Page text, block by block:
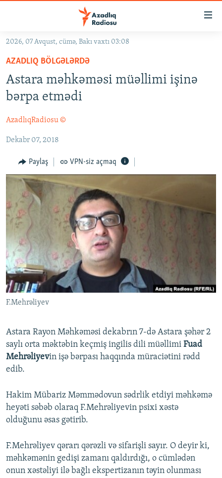
Əsas
qayıt
Əsas
naviqasiyaya
qayıt
Axtarışa
#ƏSLINDƏ
FƏRQƏ BAX
QANUNI DOĞRU
ARAŞDIRMA
MULTIMEDIA
VIDEO
FOTOQALEREYA
İNFOQRAFIKA
KARIKATURA
RADIO ARXIV
OXU ZALI
AZƏRBAYCAN ƏDƏBIYYATI KITABXANASI
İSLAM VƏ DEMOKRATIYA
İZ - MƏDƏNIYYƏT PROQRAMI
HAQQIMIZDA
MISSIYAMIZ
PEŞƏ ETIKASI VƏ JURNALISTIKA STANDARTLARIMIZ
MATERIALLARIMIZDAN ISTIFADƏ
AZADLIQRADIOSU MOBIL TELEFONUNUZDA
BIZIMLƏ ƏLAQƏ
BIZI IZLƏ
RFE/RL-in bütün saytları
2026, 07 Avqust, cümə, Bakı vaxtı 03:08
AZADLIQ BÖLGƏLƏRDƏ
Astara məhkəməsi müəllimi işinə
bərpa etmədi
AzadlıqRadiosu ©
Dekabr 07, 2018
Paylaş VPN-siz açmaq
F.Mehrəliyev
Astara Rayon Məhkəməsi dekabrın 7-də Astara şəhər 2
saylı orta məktəbin keçmiş ingilis dili müəllimi Fuad
Mehrəliyevin işə bərpası haqqında müraciətini rədd
edib.
Hakim Mübariz Məmmədovun sədrlik etdiyi məhkəmə
heyəti səbəb olaraq F.Mehrəliyevin psixi xəstə
olduğunu əsas gətirib.
F.Mehrəliyev qərarı qərəzli və sifarişli sayır. O deyir ki,
məhkəmənin gedişi zamanı qaldırdığı, o cümlədən
onun xəstəliyi ilə bağlı ekspertizanın təyin olunması